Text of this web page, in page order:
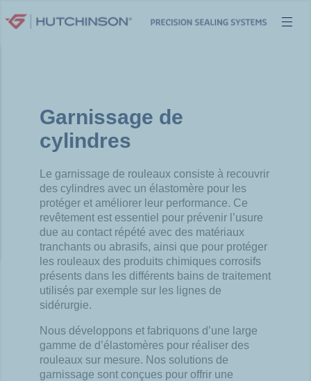
au
Garnissage de
cylindres
Le garnissage de rouleaux consiste à recouvrir
des cylindres avec un élastomère pour les
protéger et améliorer leur performance. Ce
revêtement est essentiel pour prévenir l’usure
due au contact répété avec des matériaux
tranchants ou abrasifs, ainsi que pour protéger
les rouleaux des produits chimiques corrosifs
présents dans les différents bains de traitement
utilisés par exemple sur les lignes de
sidérurgie.
Nous développons et fabriquons d’une large
gamme de d’élastomères pour réaliser des
rouleaux sur mesure. Nos solutions de
garnissage sont conçues pour offrir une